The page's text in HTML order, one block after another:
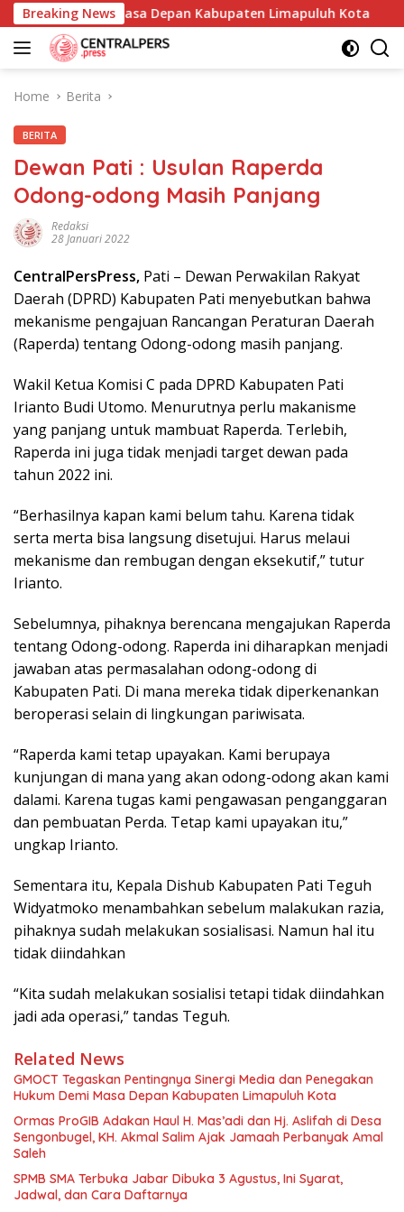
Skip
to
content
Breaking News
Demi Masa Depan Kabupaten Limapuluh Kota
Home Berita
BERITA
Dewan Pati : Usulan Raperda
Odong-odong Masih Panjang
Redaksi
28 Januari 2022
CentralPersPress, Pati – Dewan Perwakilan Rakyat
Daerah (DPRD) Kabupaten Pati menyebutkan bahwa
mekanisme pengajuan Rancangan Peraturan Daerah
(Raperda) tentang Odong-odong masih panjang.
Wakil Ketua Komisi C pada DPRD Kabupaten Pati
Irianto Budi Utomo. Menurutnya perlu makanisme
yang panjang untuk mambuat Raperda. Terlebih,
Raperda ini juga tidak menjadi target dewan pada
tahun 2022 ini.
“Berhasilnya kapan kami belum tahu. Karena tidak
serta merta bisa langsung disetujui. Harus melaui
mekanisme dan rembugan dengan eksekutif,” tutur
Irianto.
Sebelumnya, pihaknya berencana mengajukan Raperda
tentang Odong-odong. Raperda ini diharapkan menjadi
jawaban atas permasalahan odong-odong di
Kabupaten Pati. Di mana mereka tidak diperkenankan
beroperasi selain di lingkungan pariwisata.
“Raperda kami tetap upayakan. Kami berupaya
kunjungan di mana yang akan odong-odong akan kami
dalami. Karena tugas kami pengawasan penganggaran
dan pembuatan Perda. Tetap kami upayakan itu,”
ungkap Irianto.
Sementara itu, Kepala Dishub Kabupaten Pati Teguh
Widyatmoko menambahkan sebelum malakukan razia,
pihaknya sudah melakukan sosialisasi. Namun hal itu
tidak diindahkan
“Kita sudah melakukan sosialisi tetapi tidak diindahkan
jadi ada operasi,” tandas Teguh.
Related News
GMOCT Tegaskan Pentingnya Sinergi Media dan Penegakan
Hukum Demi Masa Depan Kabupaten Limapuluh Kota
Ormas ProGIB Adakan Haul H. Mas’adi dan Hj. Aslifah di Desa
Sengonbugel, KH. Akmal Salim Ajak Jamaah Perbanyak Amal
Saleh
SPMB SMA Terbuka Jabar Dibuka 3 Agustus, Ini Syarat,
Jadwal, dan Cara Daftarnya